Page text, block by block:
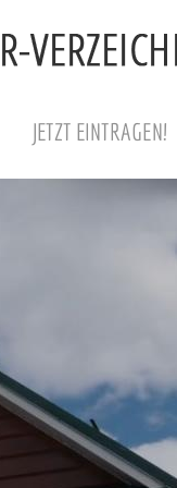
JETZT EINTRAGEN!